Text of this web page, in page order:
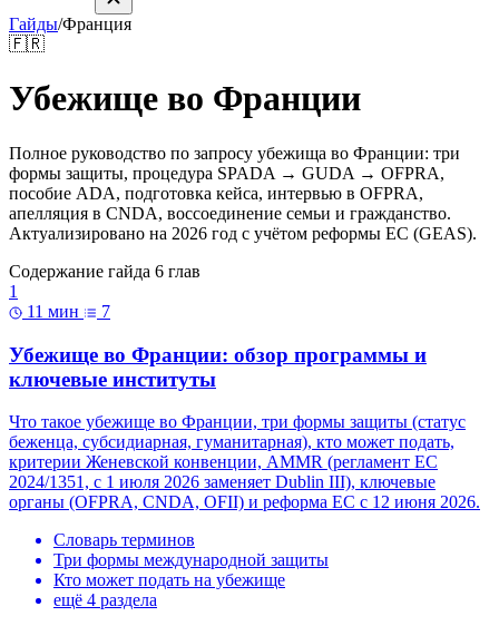
Гайды/Франция
🇫🇷
Убежище во Франции
Полное руководство по запросу убежища во Франции: три
формы защиты, процедура SPADA → GUDA → OFPRA,
пособие ADA, подготовка кейса, интервью в OFPRA,
апелляция в CNDA, воссоединение семьи и гражданство.
Актуализировано на 2026 год с учётом реформы ЕС (GEAS).
Содержание гайда 6 глав
1
11 мин
7
Убежище во Франции: обзор программы и
ключевые институты
Что такое убежище во Франции, три формы защиты (статус
беженца, субсидиарная, гуманитарная), кто может подать,
критерии Женевской конвенции, AMMR (регламент ЕС
2024/1351, с 1 июля 2026 заменяет Dublin III), ключевые
органы (OFPRA, CNDA, OFII) и реформа ЕС с 12 июня 2026.
Словарь терминов
Три формы международной защиты
Кто может подать на убежище
ещё 4 раздела